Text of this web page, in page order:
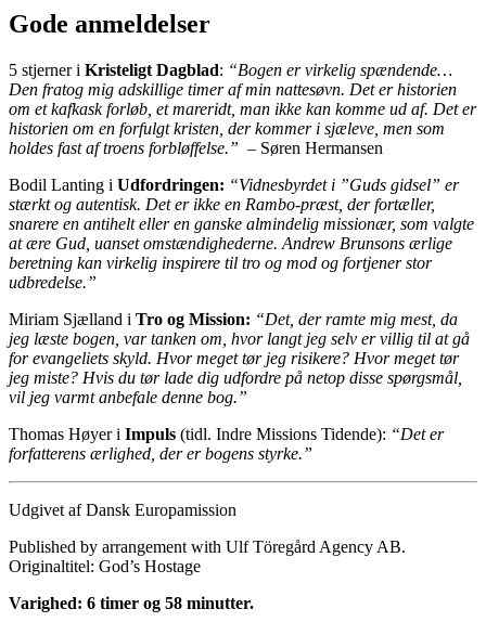
Gode anmeldelser
5 stjerner i Kristeligt Dagblad: “Bogen er virkelig spændende…
Den fratog mig adskillige timer af min nattesøvn. Det er historien
om et kafkask forløb, et mareridt, man ikke kan komme ud af. Det er
historien om en forfulgt kristen, der kommer i sjæleve, men som
holdes fast af troens forbløffelse.” – Søren Hermansen
Bodil Lanting i Udfordringen: “Vidnesbyrdet i ”Guds gidsel” er
stærkt og autentisk. Det er ikke en Rambo-præst, der fortæller,
snarere en antihelt eller en ganske almindelig missionær, som valgte
at ære Gud, uanset omstændighederne. Andrew Brunsons ærlige
beretning kan virkelig inspirere til tro og mod og fortjener stor
udbredelse.”
Miriam Sjælland i Tro og Mission: “Det, der ramte mig mest, da
jeg læste bogen, var tanken om, hvor langt jeg selv er villig til at gå
for evangeliets skyld. Hvor meget tør jeg risikere? Hvor meget tør
jeg miste? Hvis du tør lade dig udfordre på netop disse spørgsmål,
vil jeg varmt anbefale denne bog.”
Thomas Høyer i Impuls (tidl. Indre Missions Tidende): “Det er
forfatterens ærlighed, der er bogens styrke.”
Udgivet af Dansk Europamission
Published by arrangement with Ulf Töregård Agency AB.
Originaltitel: God’s Hostage
Varighed: 6 timer og 58 minutter.